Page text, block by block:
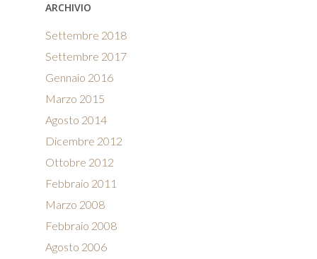
ARCHIVIO
Settembre 2018
Settembre 2017
Gennaio 2016
Marzo 2015
Agosto 2014
Dicembre 2012
Ottobre 2012
Febbraio 2011
Marzo 2008
Febbraio 2008
Agosto 2006